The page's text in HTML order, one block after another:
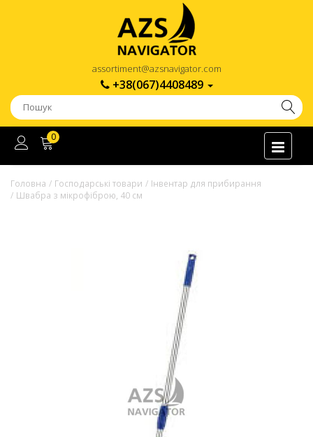
assortiment@azsnavigator.com
+38(067)4408489
0
Головна Господарські товари
Інвентар для прибирання
Швабра з мікрофіброю, 40 см